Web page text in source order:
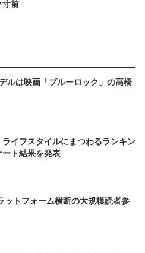
寸前
ルは映画「ブルーロック」の高橋
イフスタイルにまつわるランキン
ト結果を発表
ットフォーム横断の大規模読者参